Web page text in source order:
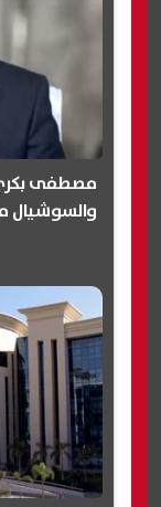
مصطفى
والسوشيال